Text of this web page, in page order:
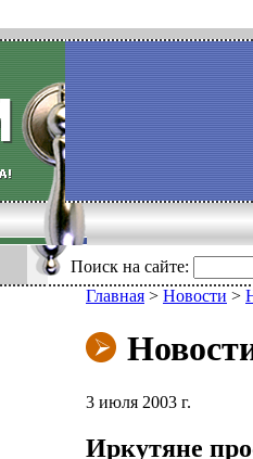
Поиск на сайте:
Главная > Новости >
3 июля 2003 г.
Иркутяне